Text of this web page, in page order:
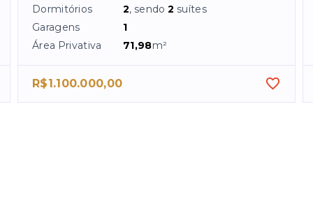
Dormitórios 2, sendo2 suítes
Garagens
1
Área Privativa
71,98m²
R$1.100.000,00